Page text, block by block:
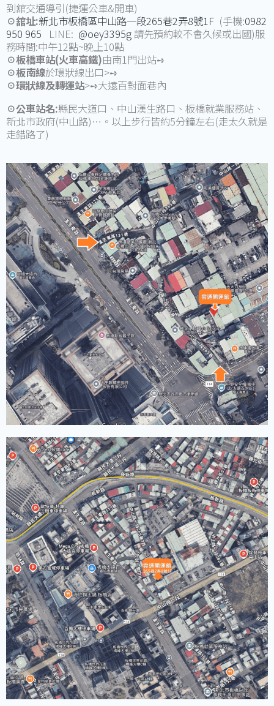
到舘交通導引(捷運公車&開車)
☉舘址:新北市板橋區中山路一段265巷2弄8號1F (手機:0982
950 965
LINE: @oey3395g 請先預約較不會久候或出國)服
務時間:中午12點~晚上10點
☉板橋車站(火車高鐵)由南1門出站➺
☉板南線於環狀線出口>➺
☉環狀線及轉運站>➺大遠百對面巷內
☉公車站名:縣民大道口、中山漢生路口、板橋就業服務站、
新北市政府(中山路)…。以上步行皆約5分鐘左右(走太久就是
走錯路了)